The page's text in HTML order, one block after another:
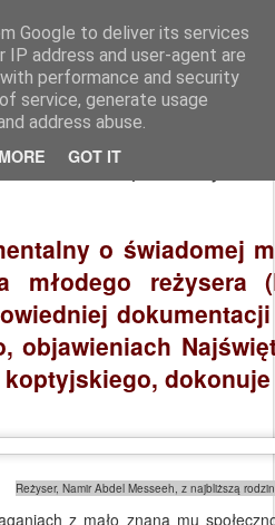
Google to deliver its services
IP address and user-agent are
performance and security
service, generate usage
address abuse.
GOT IT
krakowskich seniorów
Koptowie i ja
o świadomej
młodego reżysera
objawieniach
Reżyser, Namir Abdel Messeeh, z najbliższą
z mało znaną mu